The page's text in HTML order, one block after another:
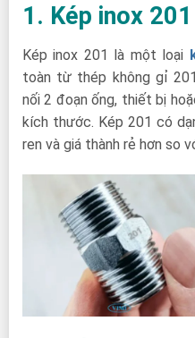
1. Kép inox
Kép inox 201 là một loại
toàn từ thép không gỉ
nối 2 đoạn ống, thiết bị
kích thước. Kép 201 có
ren và giá thành rẻ hơn so